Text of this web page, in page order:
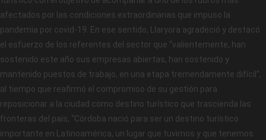
afectados por las condiciones extraordinarias que impuso la
pandemia por covid-19. En ese sentido, Llaryora agradeció y destacó
el esfuerzo de los referentes del sector que “valientemente, han
sostenido este año sus empresas abiertas, han sostenido y
mantenido puestos de trabajo, en una etapa tremendamente difícil”,
al tiempo que reafirmó el compromiso de su gestión para
reposicionar a la ciudad como destino turístico que trascienda las
fronteras del país, “Córdoba nació para ser un destino turístico
importante en Latinoamérica, un lugar que tuvimos y que tenemos